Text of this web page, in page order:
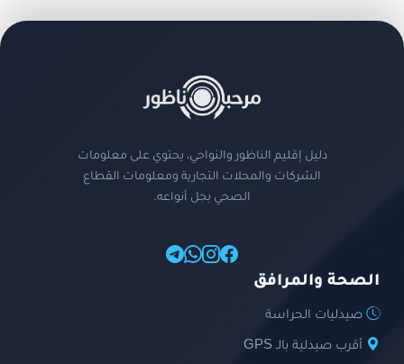
دليل إقليم الناظور والنواحي، يحتوي على معلومات
الشركات والمحلات التجارية ومعلومات القطاع
الصحي بجل أنواعه.
الصحة والمرافق
صيدليات الحراسة
أقرب صيدلية بالـ GPS